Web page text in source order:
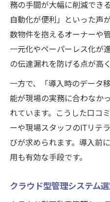
務の手間が大幅に削減でき
自動化が便利」といった声
数物件を抱えるオーナーや
一元化やペーパーレス化が
の伝達漏れを防げる点が高
一方で、「導入時のデータ
能が現場の実務に合わなか
れています。こうした口コ
ーや現場スタッフのITリテ
びが求められます。導入前
用も有効な手段です。
クラウド型管理システム